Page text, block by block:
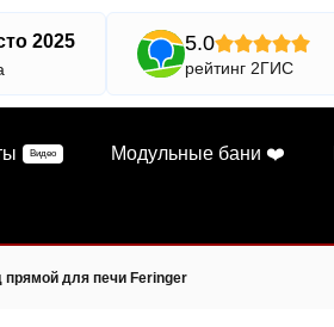
2025 5.0
рейтинг 2ГИС
Видео Модульные бани ❤️
прямой для печи Feringer